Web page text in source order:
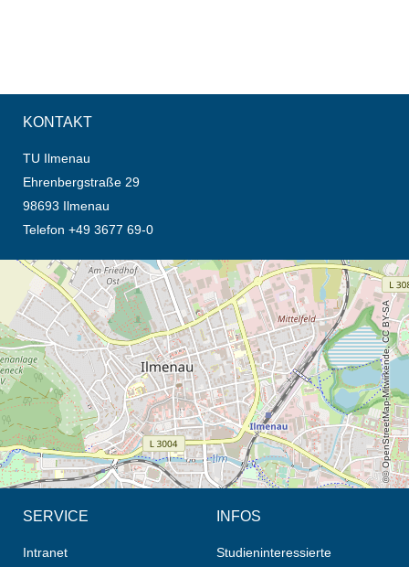
KONTAKT
TU Ilmenau
Ehrenbergstraße 29
98693 Ilmenau
Telefon +49 3677 69-0
Öffnet die Anfahrtsbeschreibung in neuem Tab (Karte)
© OpenStreetMap-Mitwirkende, CC BY-SA
SERVICE
Intranet
INFOS
Studieninteressierte